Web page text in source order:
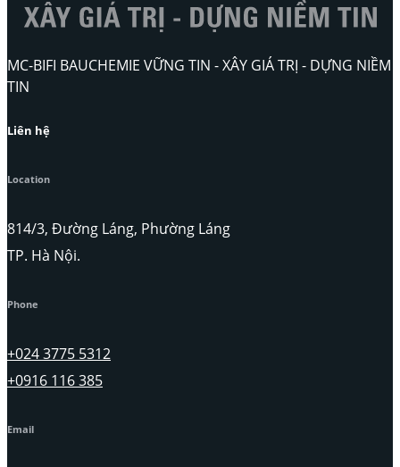
MC-BIFI BAUCHEMIE VỮNG TIN - XÂY GIÁ TRỊ - DỰNG NIỀM
TIN
Liên hệ
Location
814/3, Đường Láng, Phường Láng
TP. Hà Nội.
Phone
+024 3775 5312
+0916 116 385
Email